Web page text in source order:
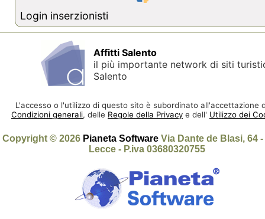
Login inserzionisti
Affitti Salento
il più importante network di siti
Salento
L'accesso o l'utilizzo di questo sito è subordinato all'accettazione
Condizioni generali, delle Regole della Privacy e dell' Utilizzo dei
Copyright © 2026 Pianeta SoftwareVia Dante de Blasi, 64 -
Lecce - P.iva 03680320755